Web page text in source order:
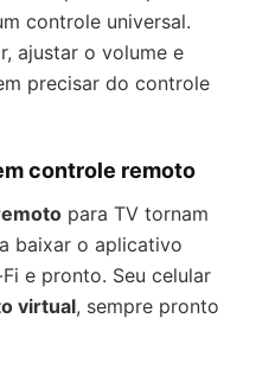
controle universal.
ajustar o volume e
precisar do controle
controle remoto
para TV tornam
baixar o aplicativo
e pronto. Seu celular
virtual, sempre pronto